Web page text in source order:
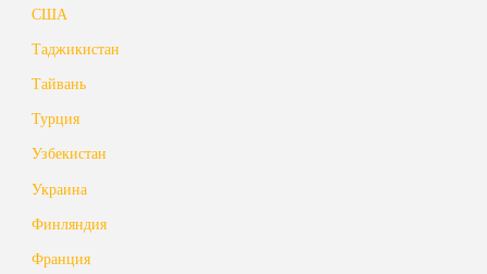
США
Таджикистан
Тайвань
Турция
Узбекистан
Украина
Финляндия
Франция